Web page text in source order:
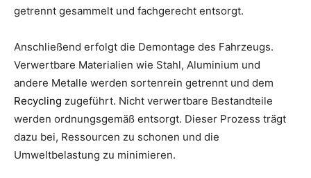
getrennt gesammelt und fachgerecht entsorgt.
Anschließend erfolgt die Demontage des Fahrzeugs.
Verwertbare Materialien wie Stahl, Aluminium und
andere Metalle werden sortenrein getrennt und dem
Recycling zugeführt. Nicht verwertbare Bestandteile
werden ordnungsgemäß entsorgt. Dieser Prozess trägt
dazu bei, Ressourcen zu schonen und die
Umweltbelastung zu minimieren.